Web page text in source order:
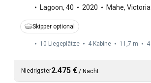
Lagoon, 40 2020 Mahe, Victoria
Skipper optional
10 Liegeplätze 4 Kabine 11,7 m 4
Niedrigster2.475 € / Nacht